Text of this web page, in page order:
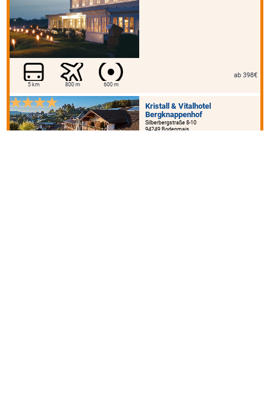
5 km 800 m 600 m
ab 398€
Kristall & Vitalhotel
Bergknappenhof
Silberbergstraße 8-10
94249 Bodenmais